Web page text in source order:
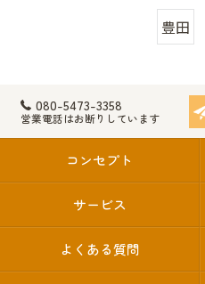
豊田
080-5473-3358
営業電話はお断りしています
コンセプト
サービス
よくある質問